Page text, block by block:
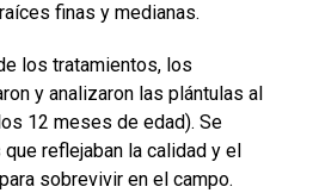
finas y medianas.
los tratamientos, los
y analizaron las plántulas al
12 meses de edad). Se
reflejaban la calidad y el
sobrevivir en el campo.